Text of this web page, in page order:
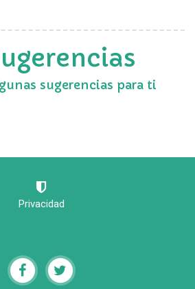
sugerencias para ti
Privacidad